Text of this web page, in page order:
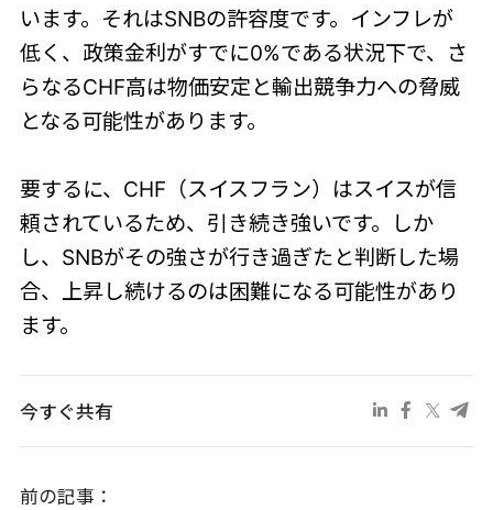
います。それはSNBの許容度です。インフレが
低く、政策金利がすでに0%である状況下で、さ
らなるCHF高は物価安定と輸出競争力への脅威
となる可能性があります。
要するに、CHF（スイスフラン）はスイスが信
頼されているため、引き続き強いです。しか
し、SNBがその強さが行き過ぎたと判断した場
合、上昇し続けるのは困難になる可能性があり
ます。
今すぐ共有
前の記事：